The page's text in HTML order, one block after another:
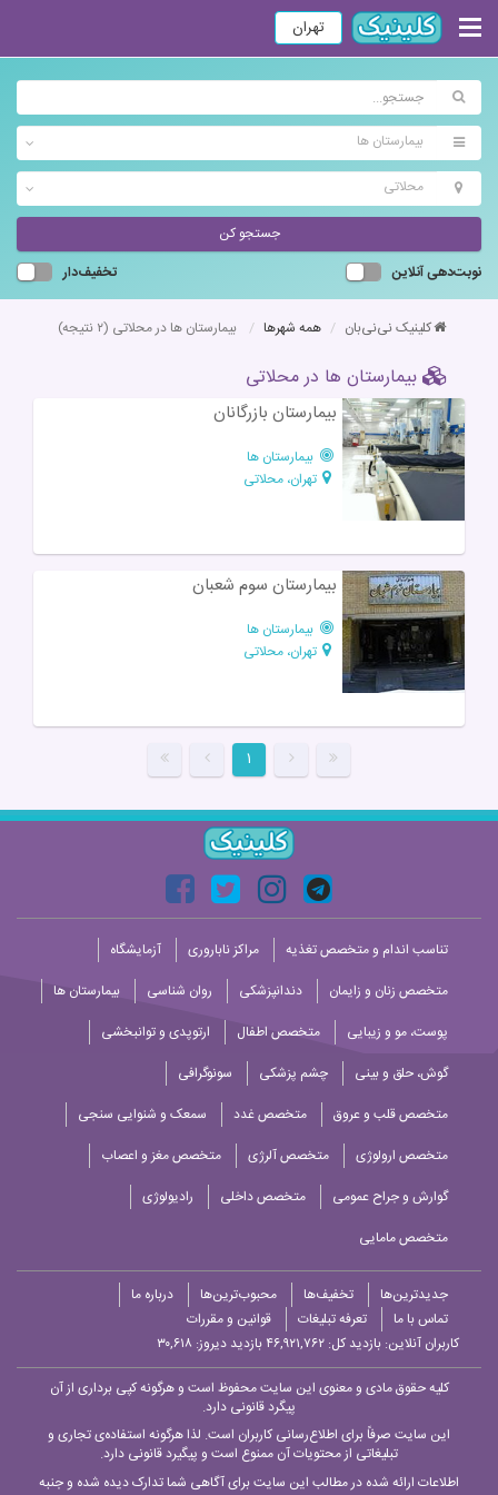
تهران
بیمارستان ها
محلاتی
جستجو کن
نوبت‌دهی آنلاین
تخفیف‌دار
کلینیک نی‌نی‌بان همه شهرها بیمارستان ها در محلاتی (۲ نتیجه)
بیمارستان ها در محلاتی
بیمارستان بازرگانان
بیمارستان ها
تهران، محلاتی
بیمارستان سوم شعبان
بیمارستان ها
تهران، محلاتی
۱
تناسب اندام و متخصص تغذیه مراکز ناباروری
آزمایشگاه
متخصص زنان و زایمان
دندانپزشکی روان شناسی
بیمارستان ها
پوست، مو و زیبایی
متخصص اطفال
ارتوپدی و توانبخشی
گوش، حلق و بینی
چشم پزشکی
سونوگرافی
متخصص قلب و عروق
متخصص غدد
سمعک و شنوایی سنجی
متخصص ارولوژی
متخصص آلرژی
متخصص مغز و اعصاب
گوارش و جراح عمومی
متخصص داخلی
رادیولوژی
متخصص مامایی
جدیدترین‌ها تخفیف‌ها محبوب‌ترین‌ها
درباره ما
تماس با ما
تعرفه تبلیغات
قوانین و مقررات
کاربران آنلاین: بازدید کل: ۴۶,۹۲۱,۷۶۲
بازدید دیروز: ۳۰,۶۱۸
کلیه حقوق مادی و معنوی این سایت محفوظ است و هرگونه کپی برداری از آن
پیگرد قانونی دارد.
این سایت صرفاً برای اطلاع‌رسانی کاربران است. لذا هرگونه استفاده‌ی تجاری و
تبلیغاتی از محتویات آن ممنوع است و پیگیرد قانونی دارد.
اطلاعات ارائه شده در مطالب این سایت برای آگاهی شما تدارک دیده شده و جنبه